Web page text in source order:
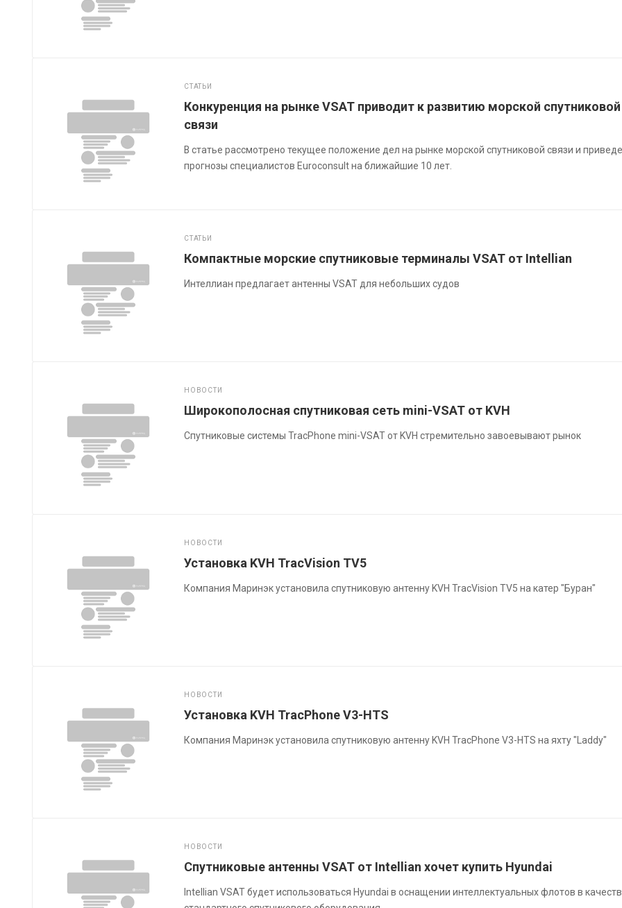
СТАТЬИ
Конкуренция на рынке VSAT приводит к развитию морской спутниковой
связи
В статье рассмотрено текущее положение дел на рынке морской спутниковой связи и
прогнозы специалистов Euroconsult на ближайшие 10 лет.
СТАТЬИ
Компактные морские спутниковые терминалы VSAT от Intellian
Интеллиан предлагает антенны VSAT для небольших судов
НОВОСТИ
Широкополосная спутниковая сеть mini-VSAT от KVH
Спутниковые системы TracPhone mini-VSAT от KVH стремительно завоевывают рынок
НОВОСТИ
Установка KVH TracVision TV5
Компания Маринэк установила спутниковую антенну KVH TracVision TV5 на катер "Буран"
НОВОСТИ
Установка KVH TracPhone V3-HTS
Компания Маринэк установила спутниковую антенну KVH TracPhone V3-HTS на яхту "Laddy"
НОВОСТИ
Спутниковые антенны VSAT от Intellian хочет купить Hyundai
Intellian VSAT будет использоваться Hyundai в оснащении интеллектуальных флотов в